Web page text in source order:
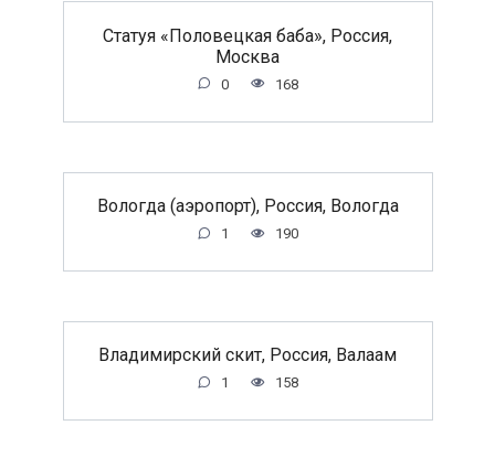
Статуя «Половецкая баба», Россия,
Москва
0 168
Вологда (аэропорт), Россия, Вологда
1 190
Владимирский скит, Россия, Валаам
1 158